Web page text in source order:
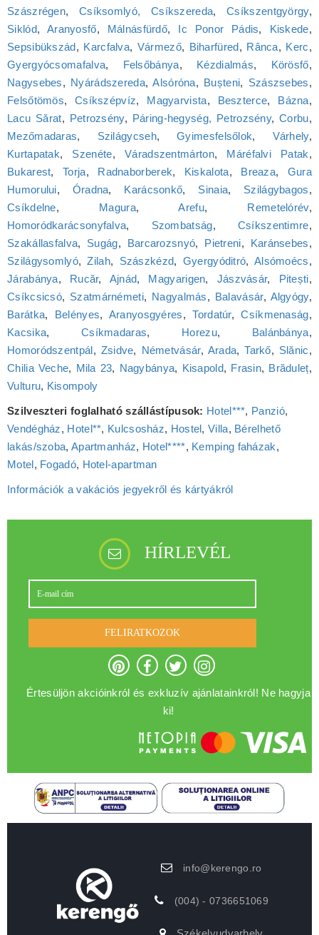
Szászrégen, Csíksomlyó, Csíkszereda,Csíkszentgyörgy,
Siklód, Aranyosfő, Málnásfürdő, Ic Ponor Pádis, Kiskede,
Sepsibükszád, Karcfalva, Vármező, Biharfüred, Rânca, Kerc,
Gyergyócsomafalva, Felsőbánya, Kézdialmás, Körösfő,
Nagysebes, Nyárádszereda,Alsóróna, Bușteni, Szászsebes,
Felsőtömös, Csíkszépvíz, Magyarvista, Beszterce, Bázna,
Lacu Sărat, Petrozsény, Páring-hegység, Petrozsény,Corbu,
Mezőmadaras, Szilágycseh,Gyimesfelsőlok, Várhely,
Kurtapatak, Szenéte,Váradszentmárton, Máréfalvi Patak,
Bukarest,Torja, Radnaborberek, Kiskalota, Breaza, Gura
Humorului, Óradna, Karácsonkő, Sinaia, Szilágybagos,
Csíkdelne, Magura,Arefu, Remetelórév,
Homoródkarácsonyfalva, Szombatság, Csíkszentimre,
Szakállasfalva, Sugág, Barcarozsnyó, Pietreni, Karánsebes,
Szilágysomlyó,Zilah, Szászkézd, Gyergyóditró, Alsómoécs,
Járabánya, Rucăr, Ajnád, Magyarigen, Jászvásár, Pitești,
Csíkcsicsó, Szatmárnémeti, Nagyalmás, Balavásár, Algyógy,
Barátka, Belényes, Aranyosgyéres,Tordatúr,Csíkmenaság,
Kacsika, Csíkmadaras, Horezu, Balánbánya,
Homoródszentpál, Zsidve, Németvásár, Arada,Tarkő, Slănic,
Chilia Veche, Mila 23, Nagybánya, Kisapold, Frasin, Brăduleț,
Vulturu, Kisompoly
Szilveszteri foglalható szállástípusok: Hotel***, Panzió,
Vendégház, Hotel**, Kulcsosház, Hostel,Villa, Bérelhető
lakás/szoba, Apartmanház, Hotel****, Kemping faházak,
Motel, Fogadó, Hotel‑apartman
Információk a vakációs jegyekről és kártyákról
HÍRLEVÉL
FELIRATKOZOK
Értesüljön akcióinkról és exkluzív ajánlatainkról! Ne hagyja
ki!
info@kerengo.ro
(004) - 0736651069